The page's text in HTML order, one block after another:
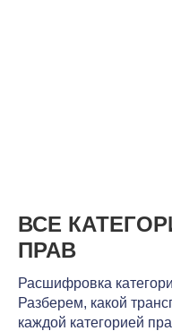
ВСЕ
ПРАВ
Расшифровка
Разберем, какой
каждой категорией